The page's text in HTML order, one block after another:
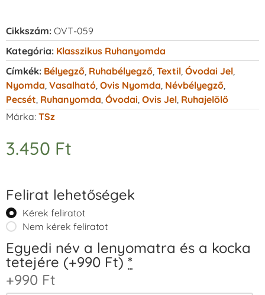
Cikkszám: OVT-059
Kategória: Klasszikus Ruhanyomda
Címkék: Bélyegző Ruhabélyegző Textil Óvodai Jel
Nyomda Vasalható Ovis Nyomda Névbélyegző
Pecsét Ruhanyomda Óvodai Ovis Jel Ruhajelölő
Márka: TSz
3.450 Ft
Felirat lehetőségek
Kérek feliratot
Nem kérek feliratot
Egyedi név a lenyomatra és a kocka
tetejére (+990 Ft) *
+990 Ft